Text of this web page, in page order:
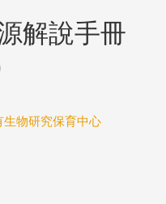
解說手冊
物研究保育中心